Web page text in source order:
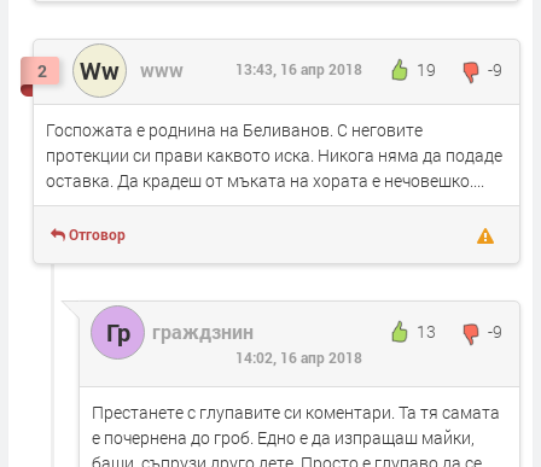
2 Ww www 19 -9
13:43, 16 апр 2018
Госпожата е роднина на Беливанов. С неговите
протекции си прави каквото иска. Никога няма да подаде
оставка. Да крадеш от мъката на хората е нечовешко....
Отговор
Гр граждзнин 13 -9
14:02, 16 апр 2018
Престанете с глупавите си коментари. Та тя самата
е почернена до гроб. Едно е да изпращаш майки,